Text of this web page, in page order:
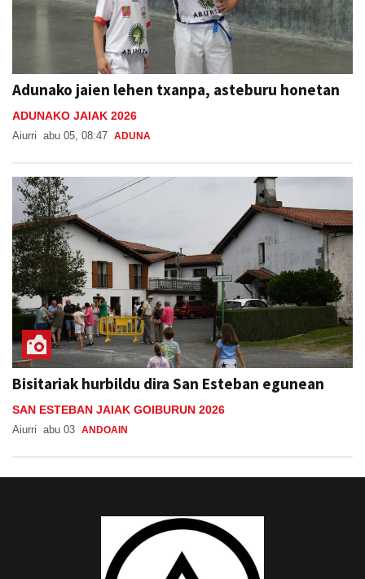
Adunako jaien lehen txanpa, asteburu honetan
ADUNAKO JAIAK 2026
Aiurri abu 05, 08:47 ADUNA
Bisitariak hurbildu dira San Esteban egunean
SAN ESTEBAN JAIAK GOIBURUN 2026
Aiurri abu 03 ANDOAIN